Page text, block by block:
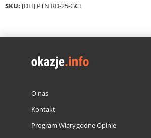
SKU: [DH] PTN RD-25-GCL
O nas
Kontakt
Program Wiarygodne Opinie